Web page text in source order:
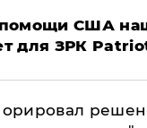
США
для ЗРК